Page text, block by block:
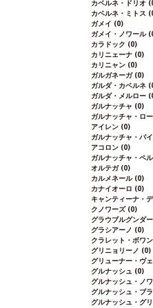
カベルネ・ドリオ
カベルネ・ミトス
ガメイ (0)
ガメイ・ノワール
カラドック (0)
カリニェーナ (0)
カリニャン (0)
ガルガネーガ (0)
ガルダ・カベルネ
ガルダ・メルロー
ガルナッチャ (0)
ガルナッチャ・ロ
アイレン (0)
ガルナッチャ・パ
アコロン (0)
ガルナッチャ・ペ
オルテガ (0)
カルメネール (0)
カナイオーロ (0)
キャンティーナ・
クノワーズ (0)
グラウブルグンダー
グラシアーノ (0)
クラレット・ボワ
グリニョリーノ (0)
グリューナー・ヴ
グルナッシュ (0)
グルナッシュ・ノ
グルナッシュ・ブ
グルナッシュ・グリ